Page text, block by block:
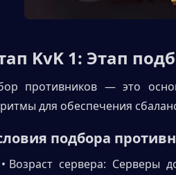
KvK 1: Этап
противников — это
для обеспечения
подбора
Возраст сервера: Серверы